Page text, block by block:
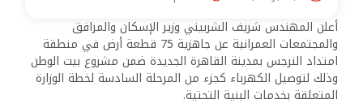
أعلن المهندس شريف الشربيني وزير الإسكان والمرافق
والمجتمعات العمرانية عن جاهزية 75 قطعة أرض في منطقة
امتداد النرجس بمدينة القاهرة الجديدة ضمن مشروع بيت الوطن
وذلك لتوصيل الكهرباء كجزء من المرحلة السادسة لخطة الوزارة
المتعلقة بخدمات البنية التحتية.